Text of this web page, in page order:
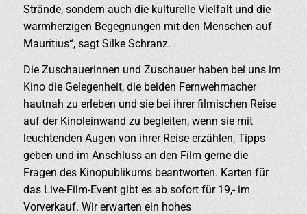
Strände, sondern auch die kulturelle Vielfalt und die
warmherzigen Begegnungen mit den Menschen auf
Mauritius“, sagt Silke Schranz.
Die Zuschauerinnen und Zuschauer haben bei uns im
Kino die Gelegenheit, die beiden Fernwehmacher
hautnah zu erleben und sie bei ihrer filmischen Reise
auf der Kinoleinwand zu begleiten, wenn sie mit
leuchtenden Augen von ihrer Reise erzählen, Tipps
geben und im Anschluss an den Film gerne die
Fragen des Kinopublikums beantworten. Karten für
das Live-Film-Event gibt es ab sofort für 19,- im
Vorverkauf. Wir erwarten ein hohes